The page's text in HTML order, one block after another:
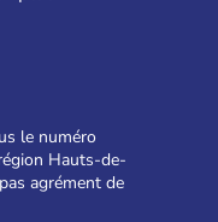
le numéro
Hauts-de-
agrément de